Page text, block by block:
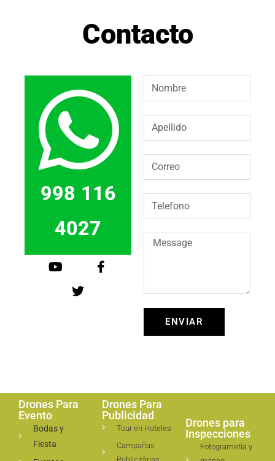
Contacto
998 116
4027
ENVIAR
Drones Para
Evento
Bodas y
Fiesta
Drones Para
Publicidad
Tour en Hoteles
Campañas
Drones para
Inspecciones
Fotogrametía y